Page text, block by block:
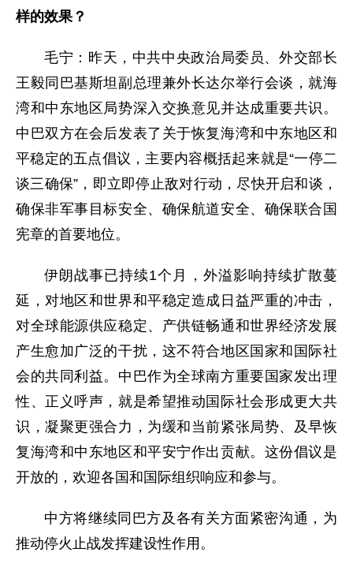
样的效果？
毛宁：昨天，中共中央政治局委员、外交部长
王毅同巴基斯坦副总理兼外长达尔举行会谈，就海
湾和中东地区局势深入交换意见并达成重要共识。
中巴双方在会后发表了关于恢复海湾和中东地区和
平稳定的五点倡议，主要内容概括起来就是“一停二
谈三确保”，即立即停止敌对行动，尽快开启和谈，
确保非军事目标安全、确保航道安全、确保联合国
宪章的首要地位。
伊朗战事已持续1个月，外溢影响持续扩散蔓
延，对地区和世界和平稳定造成日益严重的冲击，
对全球能源供应稳定、产供链畅通和世界经济发展
产生愈加广泛的干扰，这不符合地区国家和国际社
会的共同利益。中巴作为全球南方重要国家发出理
性、正义呼声，就是希望推动国际社会形成更大共
识，凝聚更强合力，为缓和当前紧张局势、及早恢
复海湾和中东地区和平安宁作出贡献。这份倡议是
开放的，欢迎各国和国际组织响应和参与。
中方将继续同巴方及各有关方面紧密沟通，为
推动停火止战发挥建设性作用。